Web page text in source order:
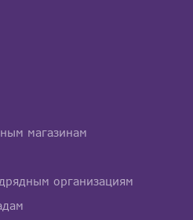
магазинам
организациям